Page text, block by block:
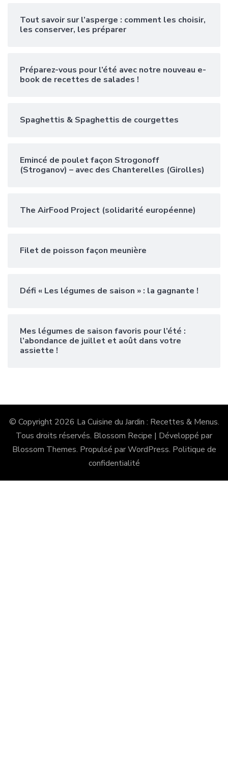
Tout savoir sur l’asperge : comment les choisir,
les conserver, les préparer
Préparez-vous pour l’été avec notre nouveau e-
book de recettes de salades !
Spaghettis & Spaghettis de courgettes
Emincé de poulet façon Strogonoff
(Stroganov) – avec des Chanterelles (Girolles)
The AirFood Project (solidarité européenne)
Filet de poisson façon meunière
Défi « Les légumes de saison » : la gagnante !
Mes légumes de saison favoris pour l’été :
l’abondance de juillet et août dans votre
assiette !
© Copyright 2026 La Cuisine du Jardin : Recettes & Menus.
Tous droits réservés. Blossom Recipe | Développé par
Blossom Themes. Propulsé parWordPress. Politique de
confidentialité